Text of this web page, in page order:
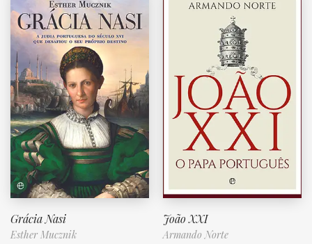
Grácia Nasi
Esther Mucznik
João XXI
Armando Norte